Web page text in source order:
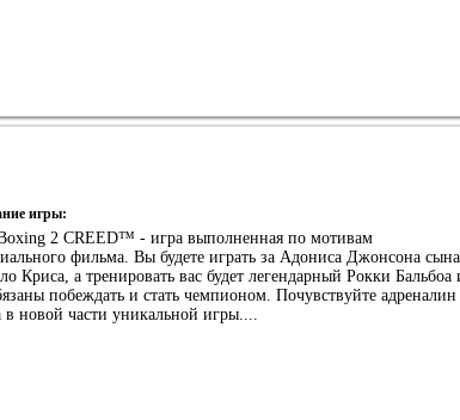
игры:
2 CREED™ - игра выполненная по мотивам
фильма. Вы будете играть за Адониса Джонсона сына
Криса, а тренировать вас будет легендарный Рокки Бальбоа
побеждать и стать чемпионом. Почувствуйте адреналин
в новой части уникальной игры....